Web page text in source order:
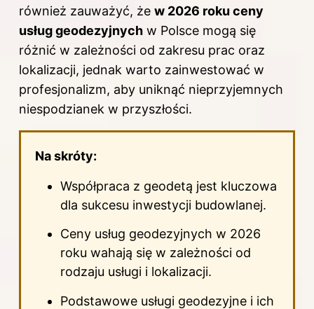
również zauważyć, że w 2026 roku ceny
usług geodezyjnych w Polsce mogą się
różnić w zależności od zakresu prac oraz
lokalizacji, jednak warto zainwestować w
profesjonalizm, aby uniknąć nieprzyjemnych
niespodzianek w przyszłości.
Na skróty:
Współpraca z geodetą jest kluczowa
dla sukcesu inwestycji budowlanej.
Ceny usług geodezyjnych w 2026
roku wahają się w zależności od
rodzaju usługi i lokalizacji.
Podstawowe usługi geodezyjne i ich